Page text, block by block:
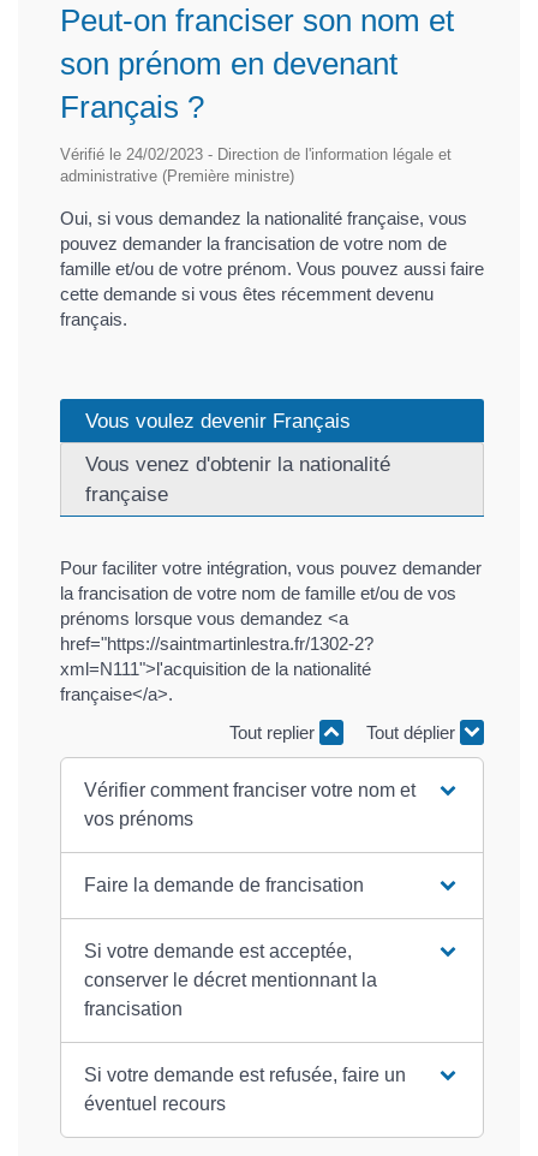
Peut-on franciser son nom et
son prénom en devenant
Français ?
Vérifié le 24/02/2023 - Direction de l'information légale et
administrative (Première ministre)
Oui, si vous demandez la nationalité française, vous
pouvez demander la francisation de votre nom de
famille et/ou de votre prénom. Vous pouvez aussi faire
cette demande si vous êtes récemment devenu
français.
Vous voulez devenir Français
Vous venez d'obtenir la nationalité
française
Pour faciliter votre intégration, vous pouvez demander
la francisation de votre nom de famille et/ou de vos
prénoms lorsque vous demandez <a
href="https://saintmartinlestra.fr/1302-2?
xml=N111">l'acquisition de la nationalité
française</a>.
Tout replier
Tout déplier
Vérifier comment franciser votre nom et
vos prénoms
Faire la demande de francisation
Si votre demande est acceptée,
conserver le décret mentionnant la
francisation
Si votre demande est refusée, faire un
éventuel recours